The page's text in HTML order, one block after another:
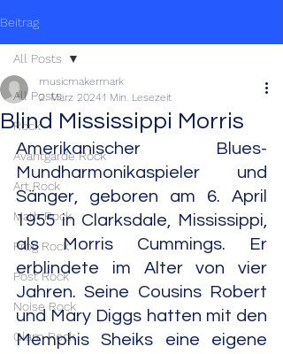
Beitrag
All Posts
Rock
Avantgarde Rock
Art Rock
Math Rock
Prog Rock
Post Rock
Noise Rock
Glam Rock
All Posts
Blind Mississippi Morris
musicmakermark
2. März 20241 Min. Lesezeit
Amerikanischer Blues-
Mundharmonikaspieler und
Sänger, geboren am 6. April
1955 in Clarksdale, Mississippi,
als Morris Cummings. Er
erblindete im Alter von vier
Jahren. Seine Cousins Robert
und Mary Diggs hatten mit den
Memphis Sheiks eine eigene